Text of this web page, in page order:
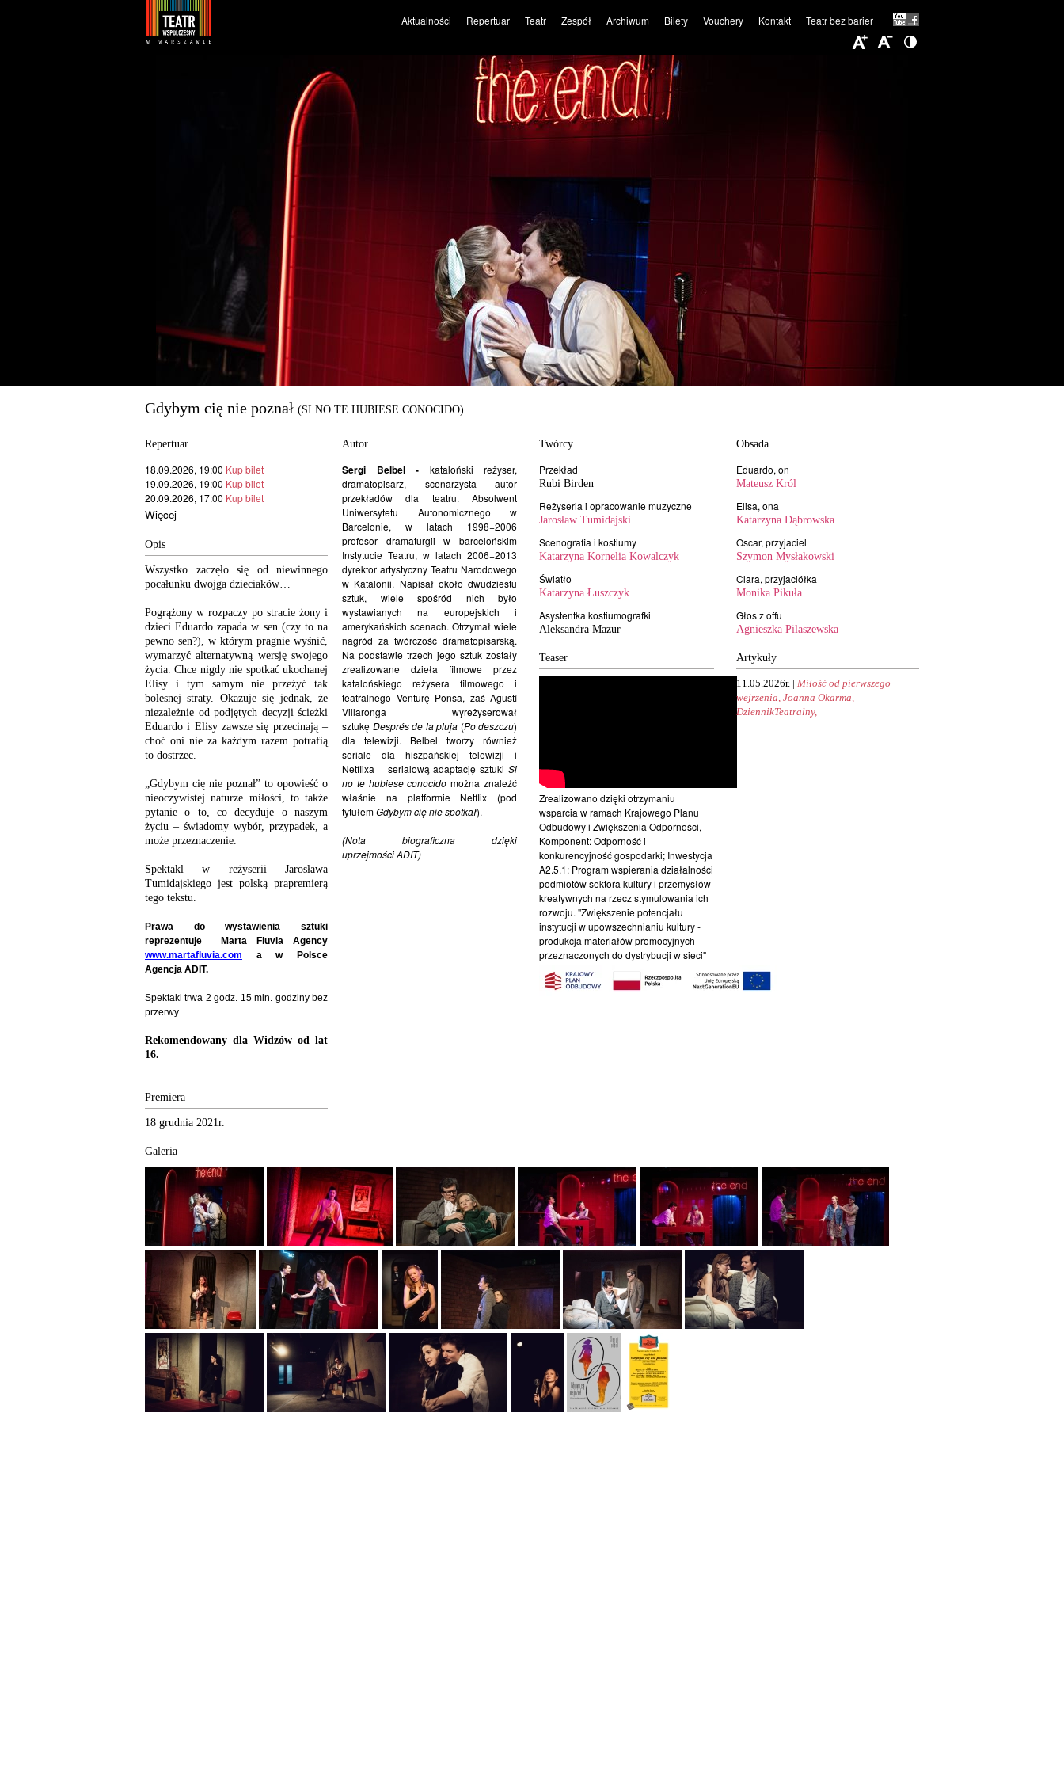
Aktualności Repertuar Teatr Zespół Archiwum Bilety Vouchery Kontakt Teatr bez barier
Gdybym cię nie poznał (SI NO TE HUBIESE CONOCIDO)
Repertuar
18.09.2026, 19:00 Kup bilet
19.09.2026, 19:00 Kup bilet
20.09.2026, 17:00 Kup bilet
Więcej
Opis
Wszystko zaczęło się od niewinnego
pocałunku dwojga dzieciaków…
Pogrążony w rozpaczy po stracie żony i
dzieci Eduardo zapada w sen (czy to na
pewno sen?), w którym pragnie wyśnić,
wymarzyć alternatywną wersję swojego
życia. Chce nigdy nie spotkać ukochanej
Elisy i tym samym nie przeżyć tak
bolesnej straty. Okazuje się jednak, że
niezależnie od podjętych decyzji ścieżki
Eduardo i Elisy zawsze się przecinają –
choć oni nie za każdym razem potrafią
to dostrzec.
„Gdybym cię nie poznał” to opowieść o
nieoczywistej naturze miłości, to także
pytanie o to, co decyduje o naszym
życiu – świadomy wybór, przypadek, a
może przeznaczenie.
Spektakl w reżyserii Jarosława
Tumidajskiego jest polską prapremierą
tego tekstu.
Prawa do wystawienia sztuki
reprezentuje Marta Fluvia Agency
www.martafluvia.com a w Polsce
Agencja ADIT.
Spektakl trwa 2 godz. 15 min. godziny bez
przerwy.
Rekomendowany dla Widzów od lat
16.
Premiera
18 grudnia 2021r.
Autor
Sergi Belbel - kataloński reżyser,
dramatopisarz, scenarzysta autor
przekładów dla teatru. Absolwent
Uniwersytetu Autonomicznego w
Barcelonie, w latach 1998−2006
profesor dramaturgii w barcelońskim
Instytucie Teatru, w latach 2006−2013
dyrektor artystyczny Teatru Narodowego
w Katalonii. Napisał około dwudziestu
sztuk, wiele spośród nich było
wystawianych na europejskich i
amerykańskich scenach. Otrzymał wiele
nagród za twórczość dramatopisarską.
Na podstawie trzech jego sztuk zostały
zrealizowane dzieła filmowe przez
katalońskiego reżysera filmowego i
teatralnego Venturę Ponsa, zaś Agustí
Villaronga wyreżyserował
sztukę Després de la pluja (Po deszczu)
dla telewizji. Belbel tworzy również
seriale dla hiszpańskiej telewizji i
Netflixa − serialową adaptację sztuki Si
no te hubiese conocido można znaleźć
właśnie na platformie Netflix (pod
tytułemGdybym cię nie spotkał).
(Nota biograficzna dzięki
uprzejmości ADIT)
Twórcy
Przekład
Rubi Birden
Reżyseria i opracowanie muzyczne
Jarosław Tumidajski
Scenografia i kostiumy
Katarzyna Kornelia Kowalczyk
Światło
Katarzyna Łuszczyk
Asystentka kostiumografki
Aleksandra Mazur
Obsada
Eduardo, on
Mateusz Król
Elisa, ona
Katarzyna Dąbrowska
Oscar, przyjaciel
Szymon Mysłakowski
Clara, przyjaciółka
Monika Pikuła
Głos z offu
Agnieszka Pilaszewska
Teaser
Zrealizowano dzięki otrzymaniu
wsparcia w ramach Krajowego Planu
Odbudowy i Zwiększenia Odporności,
Komponent: Odporność i
konkurencyjność gospodarki; Inwestycja
A2.5.1: Program wspierania działalności
podmiotów sektora kultury i przemysłów
kreatywnych na rzecz stymulowania ich
rozwoju. "Zwiększenie potencjału
instytucji w upowszechnianiu kultury -
produkcja materiałów promocyjnych
przeznaczonych do dystrybucji w sieci"
Artykuły
11.05.2026r. | Miłość od pierwszego
wejrzenia, Joanna Okarma,
DziennikTeatralny,
Galeria